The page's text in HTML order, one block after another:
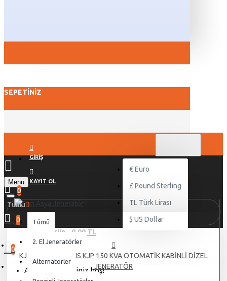
SEPETINIZ
GIRIŞ
KAYIT OL
€ Euro
£ Pound Sterling
TL Türk Lirası
$ US Dollar
Menu
0
0
0 ürün - 0,00 TL
0
Alışveriş sepetiniz boş!
Tümü
Tümü
2. El Jeneratörler
Alternatörler
KJ POWER PERKİNS KJP 150 KVA OTOMATİK KABİNLİ DİZEL
JENERATÖR